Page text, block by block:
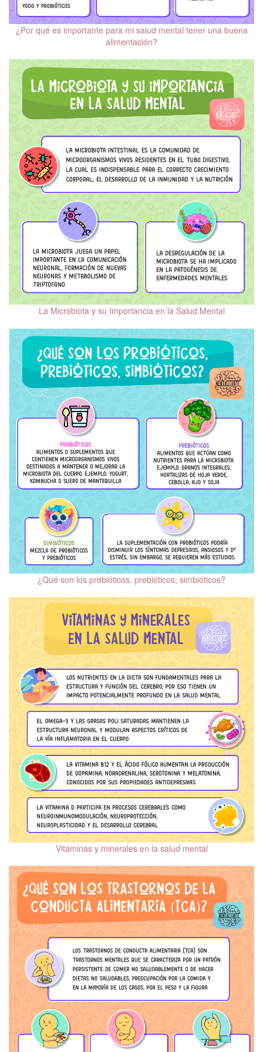
Salud mental y VIH
Sexualidad y salud
Salud mental y
climaterio
Salud mental en la
persona mayor
Trastornos del
neurodesarrollo en la
infancia y la edad adulta
Salud mental en
adolescentes
Cine y salud mental
Mindfulness
Psicooncología
coadyuvantes en los
neurodesarrollo
Salud mental en
población migrante
Beneficios de las
mascotas en la salud
mental
Salud mental de la
mujer
Salud Mental Perinatal
Diversidad sexual y
salud mental
Memoria, deterioro
cognitivo y demencias
Trastorno Obsesivo
Compulsivo (TOC)
Adaptación al
confinamiento por COVID-
19
Distorsiones cognitivas
El 10 de cada mes.
Hablemos de Salud
Mental
Mitos y realidades de la
psiquiatría
Salud mental en niñas,
niños y adolescentes
Tipos de Psicoterapia
Mecanismos de
defensa
Ayer y hoy de la
psiquiatría
hombres
Mentalizarte in English
Salud Mental después
del COVID-19
Relaciones
Interpersonales
¿Por qué es importante para mi salud mental tener una buena
alimentación?
La Microbiota y su Importancia en la Salud Mental
¿Qué son los probióticos, prebióticos, simbióticos?
Vitaminas y minerales en la salud mental